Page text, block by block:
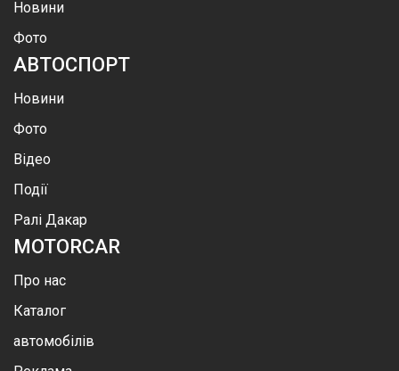
Новини
Фото
АВТОСПОРТ
Новини
Фото
Відео
Події
Ралі Дакар
MOTORCAR
Про нас
Каталог
автомобілів